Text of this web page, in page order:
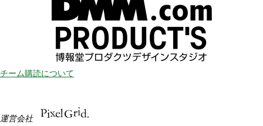
チーム購読について
運営会社